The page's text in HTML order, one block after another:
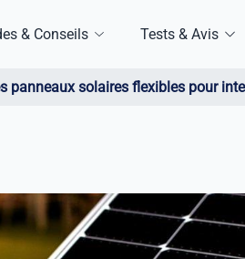
& Conseils Tests & Avis
panneaux solaires flexibles pour